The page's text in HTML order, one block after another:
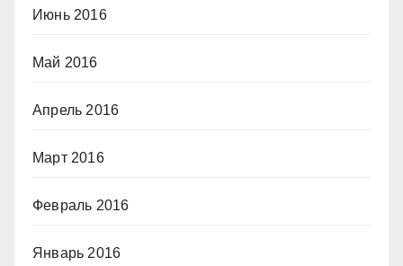
Июнь 2016
Май 2016
Апрель 2016
Март 2016
Февраль 2016
Январь 2016